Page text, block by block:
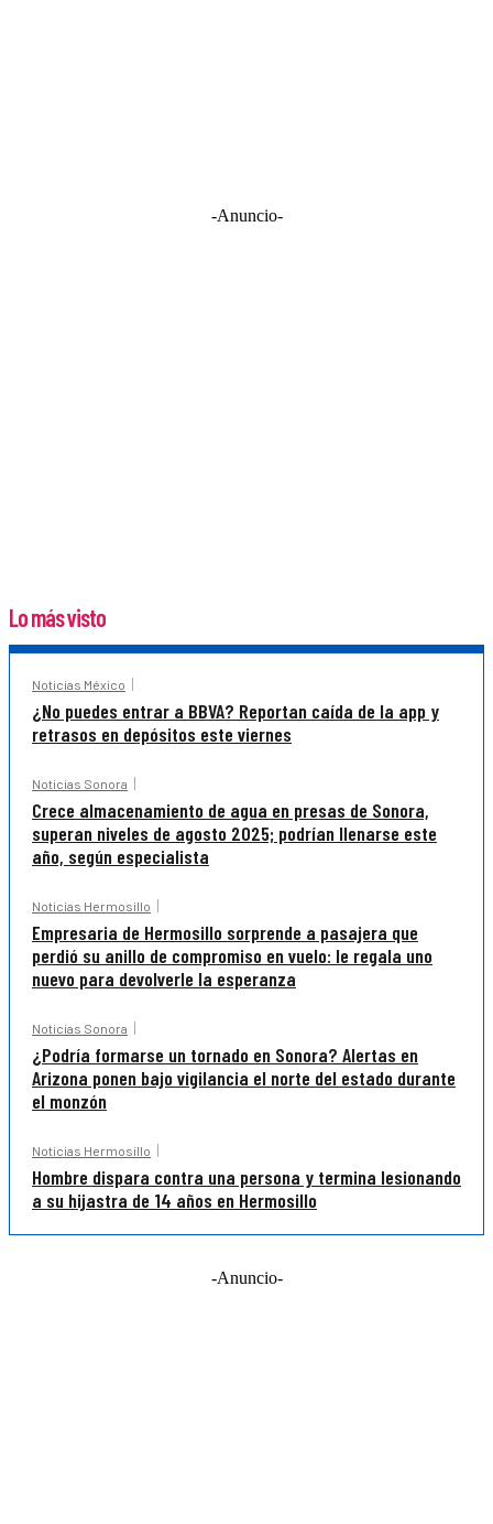
-Anuncio-
Lo más visto
Noticias México
¿No puedes entrar a BBVA? Reportan caída de la app y
retrasos en depósitos este viernes
Noticias Sonora
Crece almacenamiento de agua en presas de Sonora,
superan niveles de agosto 2025; podrían llenarse este
año, según especialista
Noticias Hermosillo
Empresaria de Hermosillo sorprende a pasajera que
perdió su anillo de compromiso en vuelo: le regala uno
nuevo para devolverle la esperanza
Noticias Sonora
¿Podría formarse un tornado en Sonora? Alertas en
Arizona ponen bajo vigilancia el norte del estado durante
el monzón
Noticias Hermosillo
Hombre dispara contra una persona y termina lesionando
a su hijastra de 14 años en Hermosillo
-Anuncio-